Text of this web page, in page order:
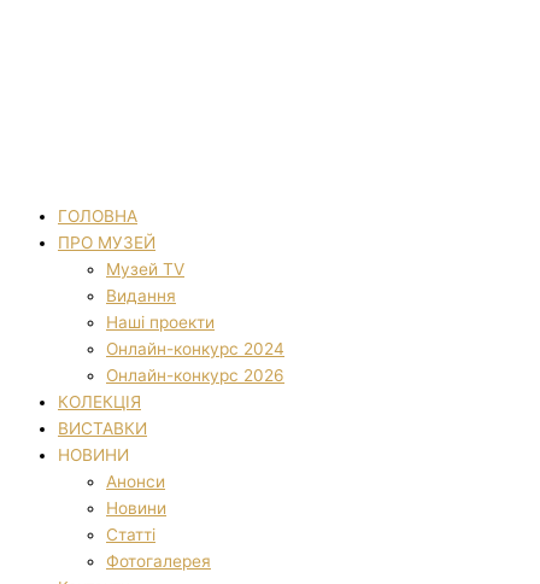
ГОЛОВНА
ПРО МУЗЕЙ
Музей TV
Видання
Наші проекти
Онлайн-конкурс 2024
Онлайн-конкурс 2026
КОЛЕКЦІЯ
ВИСТАВКИ
НОВИНИ
Анонси
Новини
Статті
Фотогалерея